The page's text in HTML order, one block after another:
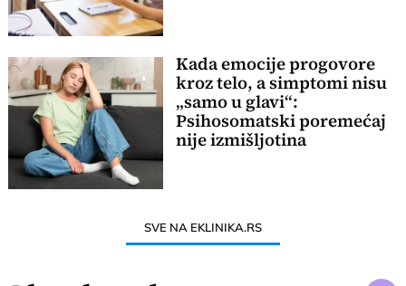
Kada emocije progovore
kroz telo, a simptomi nisu
„samo u glavi“:
Psihosomatski poremećaj
nije izmišljotina
SVE NA EKLINIKA.RS